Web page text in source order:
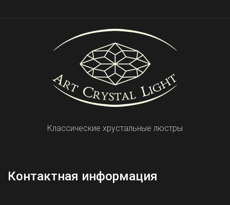
Классические хрустальные люстры
Контактная информация